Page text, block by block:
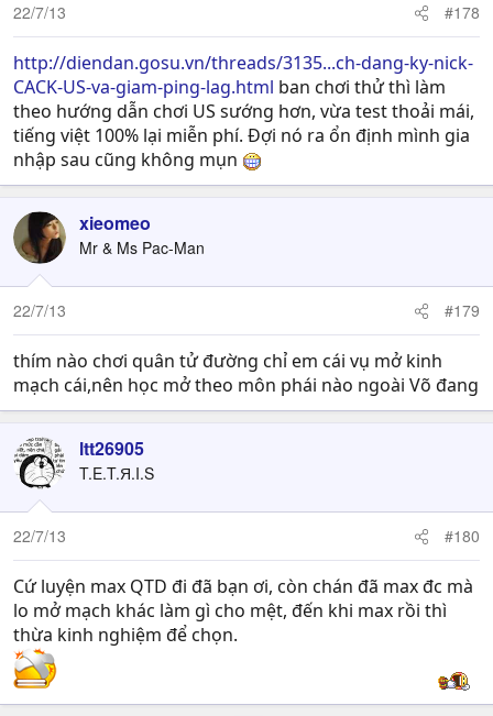
22/7/13 #178
http://diendan.gosu.vn/threads/3135...ch-dang-ky-nick-
CACK-US-va-giam-ping-lag.html ban chơi thử thì làm
theo hướng dẫn chơi US sướng hơn, vừa test thoải mái,
tiếng việt 100% lại miễn phí. Đợi nó ra ổn định mình gia
nhập sau cũng không mụn
xieomeo
Mr & Ms Pac-Man
22/7/13 #179
thím nào chơi quân tử đường chỉ em cái vụ mở kinh
mạch cái,nên học mở theo môn phái nào ngoài Võ đang
ltt26905
T.E.T.Я.I.S
22/7/13 #180
Cứ luyện max QTD đi đã bạn ơi, còn chán đã max đc mà
lo mở mạch khác làm gì cho mệt, đến khi max rồi thì
thừa kinh nghiệm để chọn.